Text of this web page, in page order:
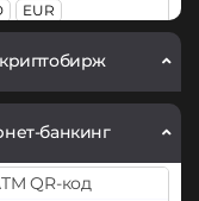
(COMP)
(ATOM)
(CRO)
EUR
EUR GBP
AUD
банкинг
QR-код